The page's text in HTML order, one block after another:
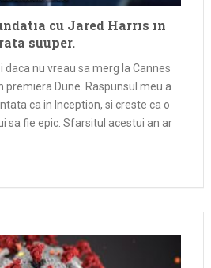
cu Jared Harris in
suuper.
nu vreau sa merg la Cannes
premiera Dune. Raspunsul meu a
ca in Inception, si creste ca o
sa fie epic. Sfarsitul acestui an ar